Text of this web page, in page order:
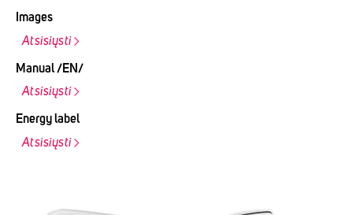
Images
Atsisiųsti
Manual /EN/
Atsisiųsti
Energy label
Atsisiųsti